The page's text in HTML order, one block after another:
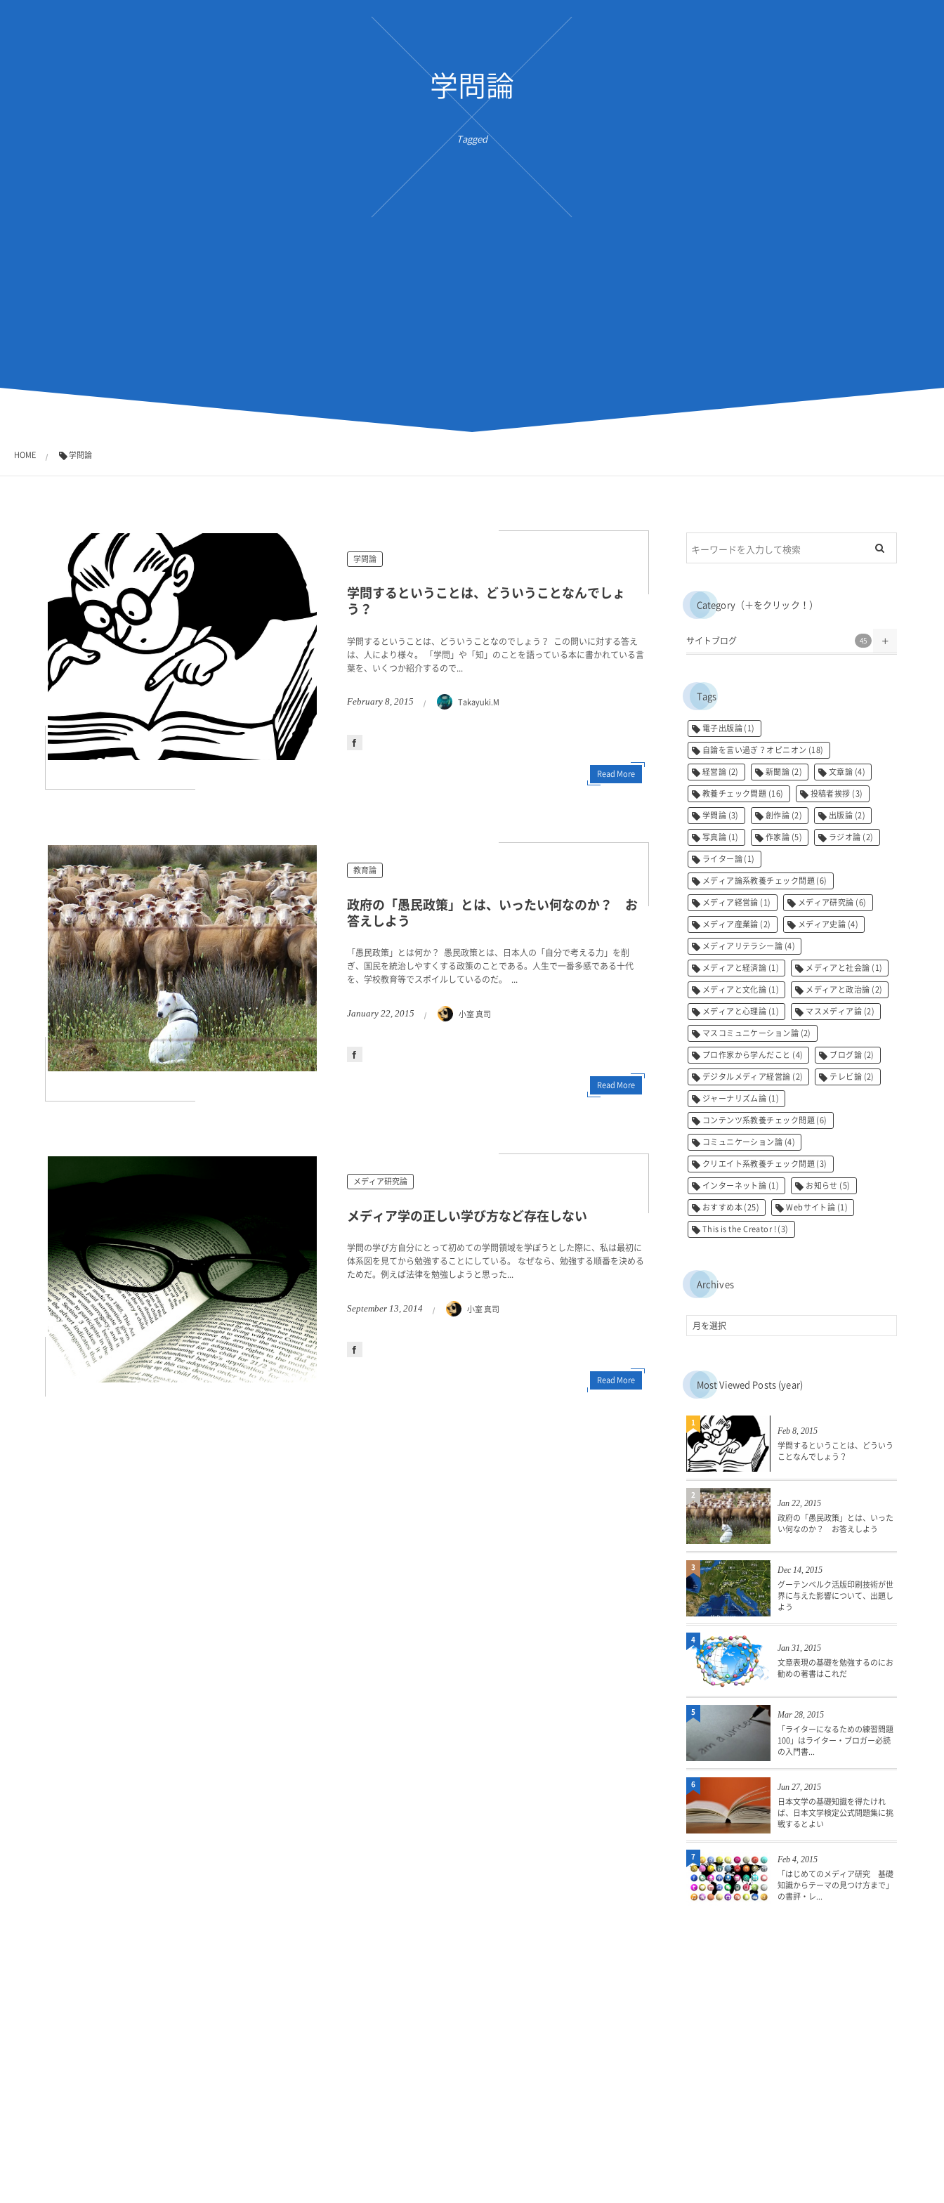
学問論
Tagged
HOME 学問論
学問論
学問するということは、どういうことなんでしょ
う？
学問するということは、どういうことなのでしょう？ この問いに対する答え
は、人により様々。 「学問」や「知」のことを語っている本に書かれている言
葉を、いくつか紹介するので...
February 8, 2015 Takayuki.M
Read More
教育論
政府の「愚民政策」とは、いったい何なのか？ お
答えしよう
「愚民政策」とは何か？ 愚民政策とは、日本人の「自分で考える力」を削
ぎ、国民を統治しやすくする政策のことである。人生で一番多感である十代
を、学校教育等でスポイルしているのだ。 ...
January 22, 2015 小室 真司
Read More
メディア研究論
メディア学の正しい学び方など存在しない
学問の学び方自分にとって初めての学問領域を学ぼうとした際に、私は最初に
体系図を見てから勉強することにしている。 なぜなら、勉強する順番を決める
ためだ。例えば法律を勉強しようと思った...
September 13 2014 小室 真司
Read More
Category（＋をクリック！）
サイトブログ 45
Tags
電子出版論(1)
自論を言い過ぎ？オピニオン (18)
経営論 (2) 新聞論 (2) 文章論 (4)
教養チェック問題 (16) 投稿者挨拶 (3)
学問論 (3) 創作論 (2) 出版論 (2)
写真論 (1) 作家論 (5) ラジオ論 (2)
ライター論(1)
メディア論系教養チェック問題(6)
メディア経営論 (1) メディア研究論 (6)
メディア産業論 (2) メディア史論 (4)
メディアリテラシー論 (4)
メディアと経済論 (1) メディアと社会論 (1)
メディアと文化論 (1) メディアと政治論 (2)
メディアと心理論 (1) マスメディア論 (2)
マスコミュニケーション論 (2)
プロ作家から学んだこと (4) ブログ論 (2)
デジタルメディア経営論 (2) テレビ論 (2)
ジャーナリズム論 (1)
コンテンツ系教養チェック問題(6)
コミュニケーション論 (4)
クリエイト系教養チェック問題(3)
インターネット論 (1) お知らせ (5)
おすすめ本(25) Webサイト論 (1)
This is the Creator !(3)
Archives
Most Viewed Posts (year)
Feb 8, 2015
学問するということは、どういう
ことなんでしょう？
1
Jan 22, 2015
政府の「愚民政策」とは、いった
い何なのか？ お答えしよう
2
Dec 14, 2015
グーテンベルク活版印刷技術が世
界に与えた影響について、出題し
よう
3
Jan 31, 2015
文章表現の基礎を勉強するのにお
勧めの著書はこれだ
4
Mar 28, 2015
「ライターになるための練習問題
100」はライター・ブロガー必読
の入門書...
5
Jun 27, 2015
日本文学の基礎知識を得たけれ
ば、日本文学検定公式問題集に挑
戦するとよい
6
Feb 4, 2015
「はじめてのメディア研究 基礎
知識からテーマの見つけ方まで」
の書評・レ...
7